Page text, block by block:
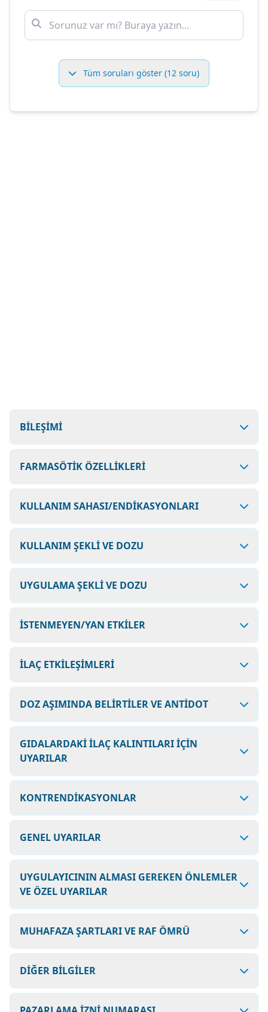
Tüm soruları göster (12 soru)
BİLEŞİMİ
FARMASÖTİK ÖZELLİKLERİ
KULLANIM SAHASI/ENDİKASYONLARI
KULLANIM ŞEKLİ VE DOZU
UYGULAMA ŞEKLİ VE DOZU
İSTENMEYEN/YAN ETKİLER
İLAÇ ETKİLEŞİMLERİ
DOZ AŞIMINDA BELİRTİLER VE ANTİDOT
GIDALARDAKİ İLAÇ KALINTILARI İÇİN
UYARILAR
KONTRENDİKASYONLAR
GENEL UYARILAR
UYGULAYICININ ALMASI GEREKEN ÖNLEMLER
VE ÖZEL UYARILAR
MUHAFAZA ŞARTLARI VE RAF ÖMRÜ
DİĞER BİLGİLER